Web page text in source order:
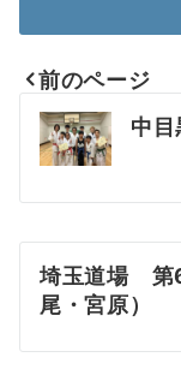
投
稿
ナ
ビ
ゲ
前のページ
中
埼玉道場 第
尾・宮原）